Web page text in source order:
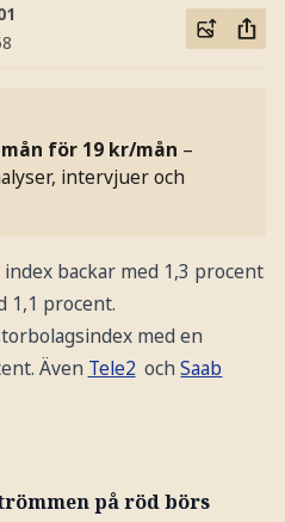
för 19 kr/mån –
intervjuer och
backar med 1,3 procent
1,1 procent.
med en
Även Tele2 ochSaab
på röd börs